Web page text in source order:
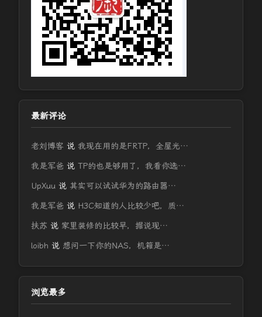
最新评论
老刘博客 说 我现在用的是FRTP，全屋光…
我是军爸 说 TP的也是够用了，我看你选…
UpXuu 说 其实可以试试华为的路由器…
我是军爸 说 H3C知道的人比较少吧，质…
扶苏 说 家里装修的比较早，据说现…
loibh 说 想问一下你的NAS，机箱是…
浏览最多